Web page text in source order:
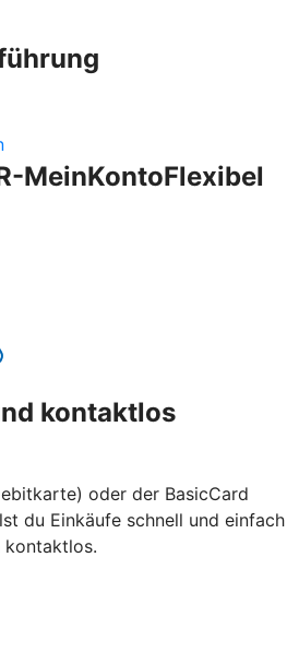
MeinKontoFlexibel
kontaktlos
oder der BasicCard
du Einkäufe schnell und einfach
kontaktlos.